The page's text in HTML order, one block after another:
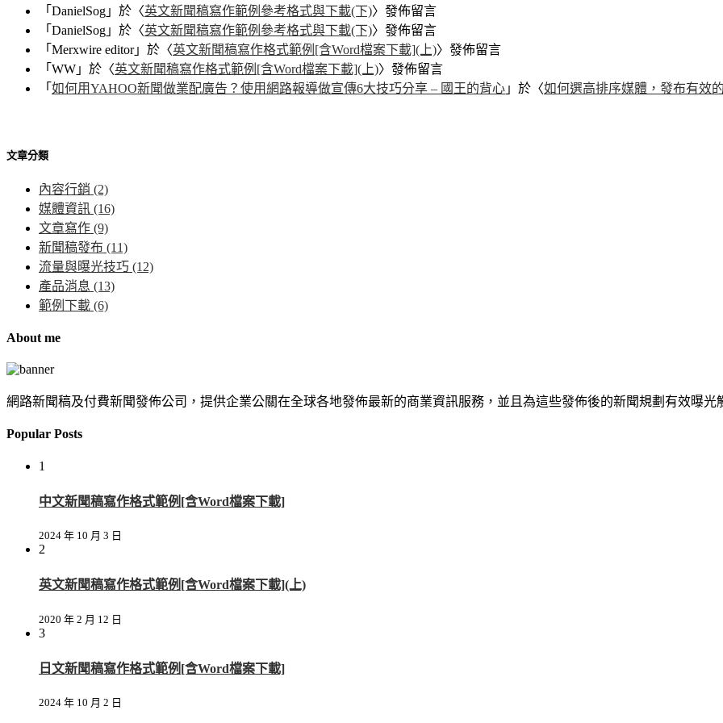
「 DanielSog 」於〈英文新聞稿寫作範例參考格式與下載(下)〉發佈留言
「 DanielSog 」於〈英文新聞稿寫作範例參考格式與下載(下)〉發佈留言
「 Merxwire editor」於〈英文新聞稿寫作格式範例[含Word檔案下載](上)〉發佈留言
「 WW 」於〈英文新聞稿寫作格式範例[含Word檔案下載](上)〉發佈留言
「 如何用YAHOO新聞做業配廣告？使用網路報導做宣傳6大技巧分享 – 國王的背心 」於〈如何選高排序媒體，發布有效
文章分類
內容行銷 (2)
媒體資訊 (16)
文章寫作 (9)
新聞稿發布 (11)
流量與曝光技巧 (12)
產品消息 (13)
範例下載 (6)
About me
網路新聞稿及付費新聞發佈公司，提供企業公關在全球各地發佈最新的商業資訊服務，並且為這些發佈後的新聞規劃有效曝光
Popular Posts
1
中文新聞稿寫作格式範例[含Word檔案下載]
2024 年 10 月 3 日
2
英文新聞稿寫作格式範例[含Word檔案下載](上)
2020 年 2 月 12 日
3
日文新聞稿寫作格式範例[含Word檔案下載]
2024 年 10 月 2 日